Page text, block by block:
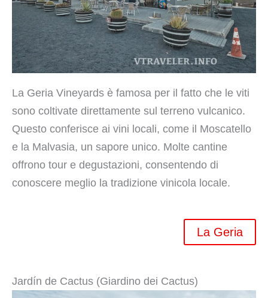
La Geria Vineyards è famosa per il fatto che le viti
sono coltivate direttamente sul terreno vulcanico.
Questo conferisce ai vini locali, come il Moscatello
e la Malvasia, un sapore unico. Molte cantine
offrono tour e degustazioni, consentendo di
conoscere meglio la tradizione vinicola locale.
La Geria
Jardín de Cactus (Giardino dei Cactus)